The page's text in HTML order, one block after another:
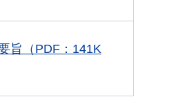
旨（PDF：141K